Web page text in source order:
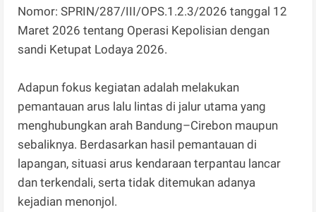
Nomor: SPRIN/287/III/OPS.1.2.3/2026 tanggal 12
Maret 2026 tentang Operasi Kepolisian dengan
sandi Ketupat Lodaya 2026.
Adapun fokus kegiatan adalah melakukan
pemantauan arus lalu lintas di jalur utama yang
menghubungkan arah Bandung–Cirebon maupun
sebaliknya. Berdasarkan hasil pemantauan di
lapangan, situasi arus kendaraan terpantau lancar
dan terkendali, serta tidak ditemukan adanya
kejadian menonjol.